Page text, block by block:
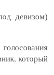
девизом)
который